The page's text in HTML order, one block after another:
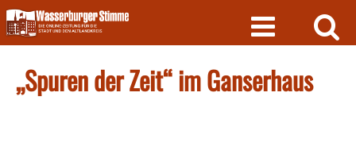
Skip
to
content
„Spuren der Zeit“ im Ganserhaus